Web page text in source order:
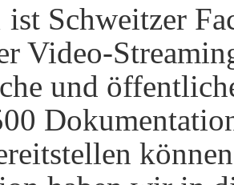
ist Schweitzer
Video-
und